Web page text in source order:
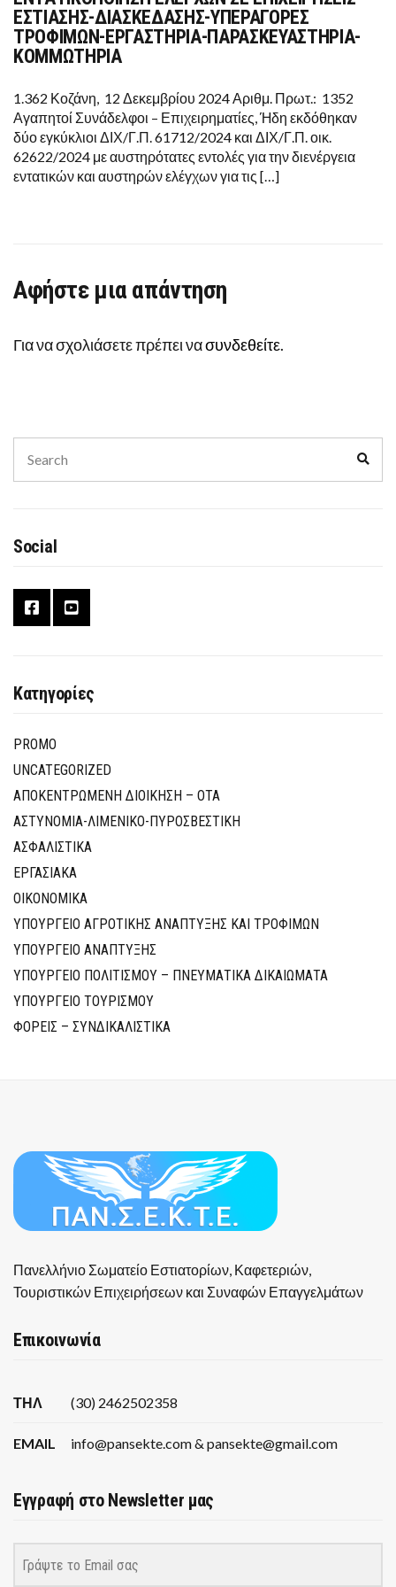
ΕΛΕΓΧΩΝ
ΣΕ
ΕΠΙΧΕΙΡΗΣΕΙΣ
ΤΡΟΦΙΜΩΝ-
ΕΡΓΑΣΤΗΡΙΑ-
ΠΑΡΑΣΚΕΥΑΣΤΗΡΙΑ-
ΚΟΜΜΩΤΗΡΙΑ
ΕΣΤΙΑΣΗΣ-ΔΙΑΣΚΕΔΑΣΗΣ-ΥΠΕΡΑΓΟΡΕΣ
ΤΡΟΦΙΜΩΝ-ΕΡΓΑΣΤΗΡΙΑ-ΠΑΡΑΣΚΕΥΑΣΤΗΡΙΑ-
ΚΟΜΜΩΤΗΡΙΑ
1.362 Κοζάνη, 12 Δεκεμβρίου 2024 Αριθμ. Πρωτ.: 1352
Αγαπητοί Συνάδελφοι – Επιχειρηματίες, Ήδη εκδόθηκαν
δύο εγκύκλιοι ΔΙΧ/Γ.Π. 61712/2024 και ΔΙΧ/Γ.Π. οικ.
62622/2024 με αυστηρότατες εντολές για την διενέργεια
εντατικών και αυστηρών ελέγχων για τις […]
Αφήστε μια απάντηση
Για να σχολιάσετε πρέπει νασυνδεθείτε.
for:
Social
Κατηγορίες
PROMO
UNCATEGORIZED
ΑΠΟΚΕΝΤΡΩΜΕΝΗ ΔΙΟΙΚΗΣΗ – ΟΤΑ
ΑΣΤΥΝΟΜΙΑ-ΛΙΜΕΝΙΚΟ-ΠΥΡΟΣΒΕΣΤΙΚΗ
ΑΣΦΑΛΙΣΤΙΚΑ
ΕΡΓΑΣΙΑΚΑ
ΟΙΚΟΝΟΜΙΚΑ
ΥΠΟΥΡΓΕΙΟ ΑΓΡΟΤΙΚΗΣ ΑΝΑΠΤΥΞΗΣ ΚΑΙ ΤΡΟΦΙΜΩΝ
ΥΠΟΥΡΓΕΙΟ ΑΝΑΠΤΥΞΗΣ
ΥΠΟΥΡΓΕΙΟ ΠΟΛΙΤΙΣΜΟΥ – ΠΝΕΥΜΑΤΙΚΑ ΔΙΚΑΙΩΜΑΤΑ
ΥΠΟΥΡΓΕΙΟ ΤΟΥΡΙΣΜΟΥ
ΦΟΡΕΙΣ – ΣΥΝΔΙΚΑΛΙΣΤΙΚΑ
Πανελλήνιο Σωματείο Εστιατορίων, Καφετεριών,
Τουριστικών Επιχειρήσεων και Συναφών Επαγγελμάτων
Επικοινωνία
ΤΗΛ (30) 2462502358
EMAIL info@pansekte.com & pansekte@gmail.com
Εγγραφή στο Newsletter μας